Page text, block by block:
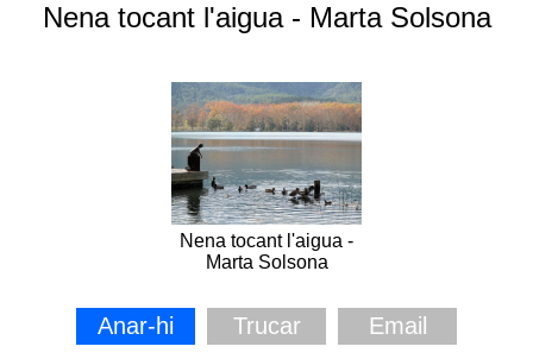
Nena tocant l'aigua - Marta Solsona
Nena tocant l'aigua -
Marta Solsona
Anar-hi Trucar Email